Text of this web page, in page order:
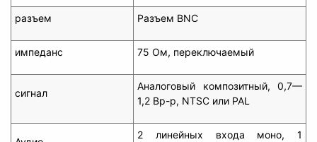
разъем Разъем BNC
импеданс 75 Ом, переключаемый
сигнал
Аналоговый композитный, 0,7—
1,2 Вp-p, NTSC или PAL
2 линейных входа моно, 1